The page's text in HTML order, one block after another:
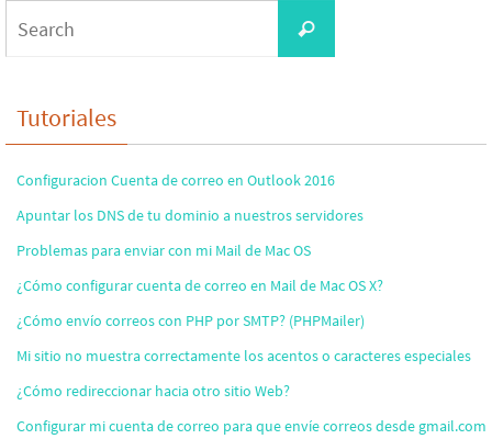
Search
Tutoriales
Configuracion Cuenta de correo en Outlook 2016
Apuntar los DNS de tu dominio a nuestros servidores
Problemas para enviar con mi Mail de Mac OS
¿Cómo configurar cuenta de correo en Mail de Mac OS X?
¿Cómo envío correos con PHP por SMTP? (PHPMailer)
Mi sitio no muestra correctamente los acentos o caracteres especiales
¿Cómo redireccionar hacia otro sitio Web?
Configurar mi cuenta de correo para que envíe correos desde gmail.com